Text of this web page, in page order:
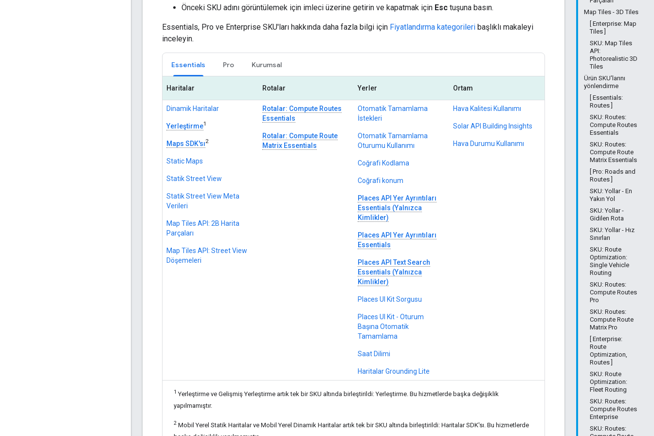
Map Tiles - 3D Tiles
[ Enterprise: Map
Tiles ]
SKU: Map Tiles
API:
Photorealistic 3D
Tiles
Ürün SKU'larını
yönlendirme
[ Essentials:
Routes ]
SKU: Routes:
Compute Routes
Essentials
SKU: Routes:
Compute Route
Matrix Essentials
[ Pro: Roads and
Routes ]
SKU: Yollar - En
Yakın Yol
SKU: Yollar -
Gidilen Rota
SKU: Yollar - Hız
Sınırları
SKU: Route
Optimization:
Single Vehicle
Routing
SKU: Routes:
Compute Routes
Pro
SKU: Routes:
Compute Route
Matrix Pro
[ Enterprise:
Route
Optimization,
Routes ]
SKU: Route
Optimization:
Fleet Routing
SKU: Routes:
Compute Routes
Enterprise
SKU: Routes:
Önceki SKU adını görüntülemek için imleci üzerine getirin ve kapatmak için Esc tuşuna basın.
Essentials, Pro ve Enterprise SKU'ları hakkında daha fazla bilgi için Fiyatlandırma kategorileri başlıklı makaleyi
inceleyin.
Essentials Pro Kurumsal
Haritalar Rotalar Yerler Ortam
Dinamik Haritalar
Yerleştirme1
Maps SDK'sı2
Static Maps
Statik Street View
Statik Street View Meta
Verileri
Map Tiles API: 2B Harita
Parçaları
Map Tiles API: Street View
Döşemeleri
Rotalar: Compute Routes
Essentials
Rotalar: Compute Route
Matrix Essentials
Otomatik Tamamlama
İstekleri
Otomatik Tamamlama
Oturumu Kullanımı
Coğrafi Kodlama
Coğrafi konum
Places API Yer Ayrıntıları
Essentials (Yalnızca
Kimlikler)
Places API Yer Ayrıntıları
Essentials
Places API Text Search
Essentials (Yalnızca
Kimlikler)
Places UI Kit Sorgusu
Places UI Kit - Oturum
Başına Otomatik
Tamamlama
Saat Dilimi
Haritalar Grounding Lite
Hava Kalitesi Kullanımı
Solar API Building Insights
Hava Durumu Kullanımı
1 Yerleştirme ve Gelişmiş Yerleştirme artık tek bir SKU altında birleştirildi: Yerleştirme. Bu hizmetlerde başka değişiklik
yapılmamıştır.
2 Mobil Yerel Statik Haritalar ve Mobil Yerel Dinamik Haritalar artık tek bir SKU altında birleştirildi: Haritalar SDK'sı. Bu hizmetlerde